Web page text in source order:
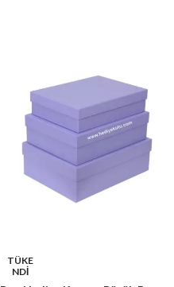
TÜKE
NDİ